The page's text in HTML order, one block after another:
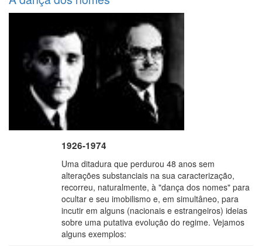
1926-1974
Uma ditadura que perdurou 48 anos sem
alterações substanciais na sua caracterização,
recorreu, naturalmente, à "dança dos nomes" para
ocultar e seu imobilismo e, em simultâneo, para
incutir em alguns (nacionais e estrangeiros) ideias
sobre uma putativa evolução do regime. Vejamos
alguns exemplos: